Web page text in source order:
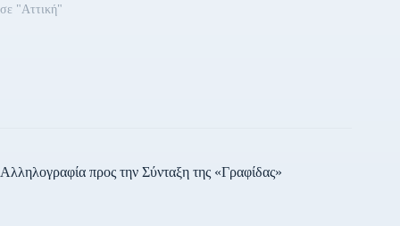
σε "Αττική"
Αλληλογραφία προς την Σύνταξη της «Γραφίδας»